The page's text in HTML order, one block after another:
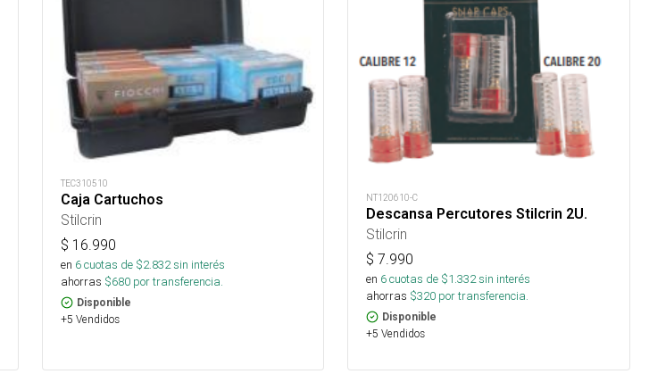
TEC310510
Caja Cartuchos
Stilcrin
$ 16.990
en 6cuotas de $2.832sin interés
ahorras $680por transferencia.
Disponible
+5 Vendidos
NT120610-C
Descansa Percutores Stilcrin 2U.
Stilcrin
$7.990
en 6cuotas de $1.332sin interés
ahorras $320 por transferencia.
Disponible
+5 Vendidos